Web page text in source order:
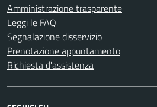
Amministrazione trasparente
Leggi le FAQ
Segnalazione disservizio
Prenotazione appuntamento
Richiesta d'assistenza